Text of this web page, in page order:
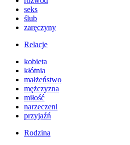
seks
ślub
zaręczyny
Relacje
kobieta
kłótnia
małżeństwo
mężczyzna
miłość
narzeczeni
przyjaźń
Rodzina